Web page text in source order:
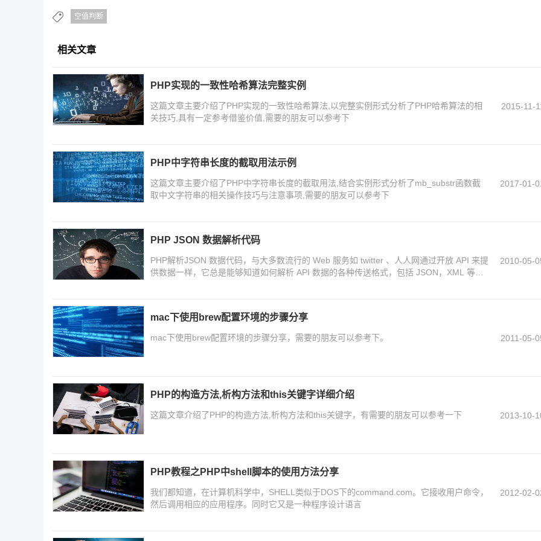
空值判断
相关文章
PHP实现的一致性哈希算法完整实例
这篇文章主要介绍了PHP实现的一致性哈希算法,以完整实例形式分析了PHP哈希算法的相
关技巧,具有一定参考借鉴价值,需要的朋友可以参考下
2015-11-
PHP中字符串长度的截取用法示例
这篇文章主要介绍了PHP中字符串长度的截取用法,结合实例形式分析了mb_substr函数截
取中文字符串的相关操作技巧与注意事项,需要的朋友可以参考下
2017-01-
PHP JSON 数据解析代码
PHP解析JSON 数据代码，与大多数流行的 Web 服务如 twitter 、人人网通过开放 API 来提
供数据一样，它总是能够知道如何解析 API 数据的各种传送格式，包括 JSON，XML 等
2010-05-
mac下使用brew配置环境的步骤分享
mac下使用brew配置环境的步骤分享，需要的朋友可以参考下。 2011-05-
PHP的构造方法,析构方法和this关键字详细介绍
这篇文章介绍了PHP的构造方法,析构方法和this关键字，有需要的朋友可以参考一下 2013-10-
PHP教程之PHP中shell脚本的使用方法分享
我们都知道，在计算机科学中，SHELL类似于DOS下的command.com。它接收用户命令，
然后调用相应的应用程序。同时它又是一种程序设计语言
2012-02-